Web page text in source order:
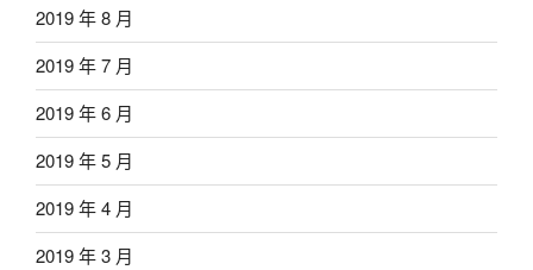
2019 年 8 月
2019 年 7 月
2019 年 6 月
2019 年 5 月
2019 年 4 月
2019 年 3 月